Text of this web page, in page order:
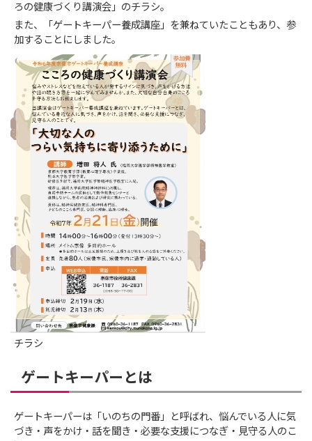
ろの健康づくり講演会」のチラシ。
また、「ゲートキーパー養成講座」を兼ねていたこともあり、参
加することにしました。
チラシ
ゲートキーパーとは
ゲートキーパーは「いのちの門番」と呼ばれ、悩んでいる人に気
づき・声をかけ・話を聞き・必要な支援につなぎ・見守る人のこ